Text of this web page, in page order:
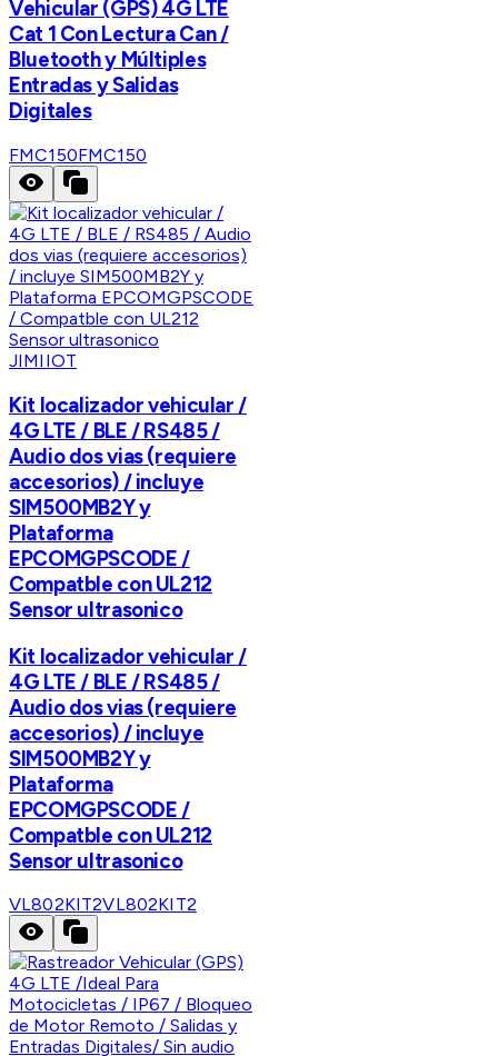
Vehicular (GPS) 4G LTE
Cat 1 Con Lectura Can /
Bluetooth y Múltiples
Entradas y Salidas
Digitales
FMC150FMC150
JIMIIOT
Kit localizador vehicular /
4G LTE / BLE / RS485 /
Audio dos vias (requiere
accesorios) / incluye
SIM500MB2Y y
Plataforma
EPCOMGPSCODE /
Compatble con UL212
Sensor ultrasonico
Kit localizador vehicular /
4G LTE / BLE / RS485 /
Audio dos vias (requiere
accesorios) / incluye
SIM500MB2Y y
Plataforma
EPCOMGPSCODE /
Compatble con UL212
Sensor ultrasonico
VL802KIT2VL802KIT2